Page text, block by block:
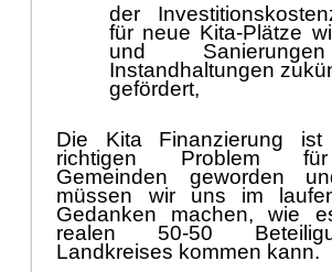
der
für neue Kita-Plätze
und
Instandhaltungen zukü
gefördert,
Die Kita Finanzierung
richtigen Problem fü
Gemeinden geworden
müssen wir uns im
Gedanken machen, wie
realen 50-50
Landkreises kommen kann.